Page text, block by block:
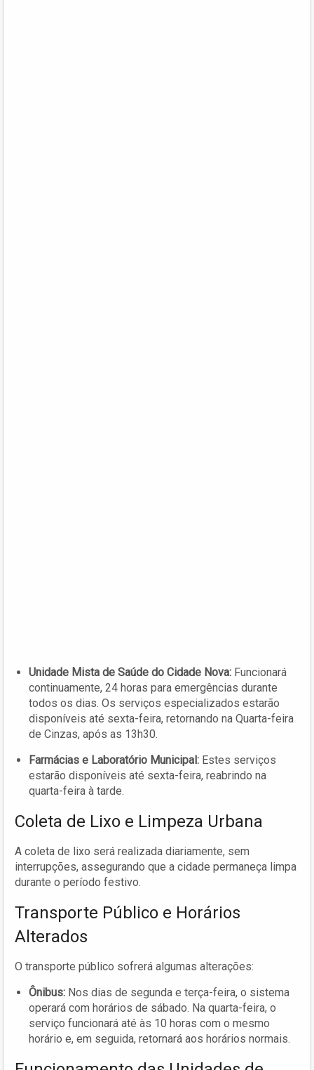
Unidade Mista de Saúde do Cidade Nova: Funcionará
continuamente, 24 horas para emergências durante
todos os dias. Os serviços especializados estarão
disponíveis até sexta-feira, retornando na Quarta-feira
de Cinzas, após as 13h30.
Farmácias e Laboratório Municipal: Estes serviços
estarão disponíveis até sexta-feira, reabrindo na
quarta-feira à tarde.
Coleta de Lixo e Limpeza Urbana
A coleta de lixo será realizada diariamente, sem
interrupções, assegurando que a cidade permaneça limpa
durante o período festivo.
Transporte Público e Horários
Alterados
O transporte público sofrerá algumas alterações:
Ônibus: Nos dias de segunda e terça-feira, o sistema
operará com horários de sábado. Na quarta-feira, o
serviço funcionará até às 10 horas com o mesmo
horário e, em seguida, retornará aos horários normais.